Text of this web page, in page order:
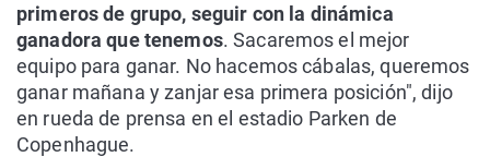
primeros de grupo, seguir con la dinámica
ganadora que tenemos. Sacaremos el mejor
equipo para ganar. No hacemos cábalas, queremos
ganar mañana y zanjar esa primera posición", dijo
en rueda de prensa en el estadio Parken de
Copenhague.